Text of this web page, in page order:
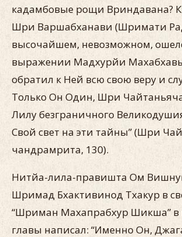
кадамбовые рощи Вриндавана?
Шри Варшабханави (Шримати
высочайшем, невозможном,
выражении Мадхурйи
обратил к Ней всю свою веру и
Только Он Один, Шри
Лилу безграничного
Свой свет на эти тайны” (Шри
чандрамрита, 130).
Нитйа-лила-правишта Ом
Шримад Бхактивинод Тхакур в
“Шриман Махапрабхур Шикша” в
главы написал: “Именно Он,